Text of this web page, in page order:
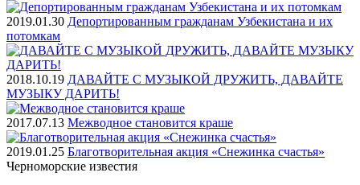
2019.01.30 Депортированным гражданам Узбекистана и их
потомкам
2018.10.19 ДАВАЙТЕ С МУЗЫКОЙ ДРУЖИТЬ, ДАВАЙТЕ
МУЗЫКУ ДАРИТЬ!
2017.07.13 Межводное становится краше
2019.01.25 Благотворительная акция «Снежинка счастья»
Черноморские известия